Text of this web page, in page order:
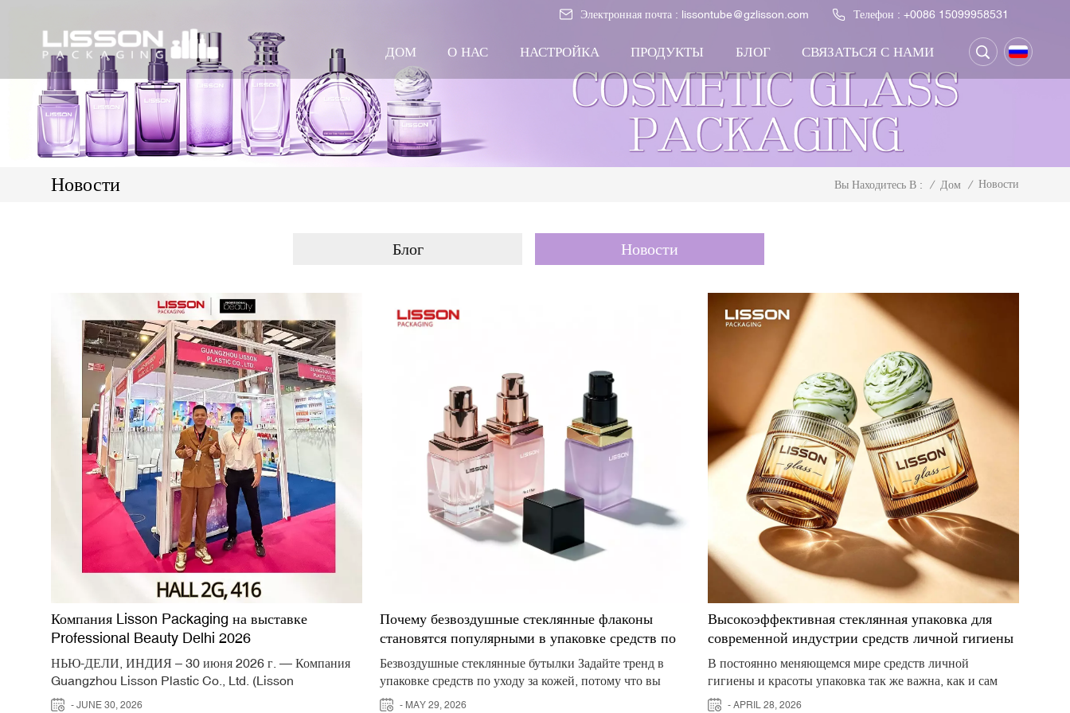
Электронная почта : lissontube@gzlisson.com Телефон : +0086 15099958531
ДОМ О НАС НАСТРОЙКА ПРОДУКТЫ БЛОГ СВЯЗАТЬСЯ С НАМИ
Новости Вы Находитесь В : / Дом / Новости
Блог Новости
Компания Lisson Packaging на выставке
Professional Beauty Delhi 2026
НЬЮ-ДЕЛИ, ИНДИЯ – 30 июня 2026 г. — Компания
Guangzhou Lisson Plastic Co., Ltd. (Lisson
Packaging), ведущий мировой производитель
- JUNE 30, 2026
Почему безвоздушные стеклянные флаконы
становятся популярными в упаковке средств по
уходу за кожей?
Безвоздушные стеклянные бутылки Задайте тренд в упаковке средств по уходу за кожей, потому что вы хотите, чтобы ваша продукция оставалась свежей, эффективной и безопасной. Безвоздушная конструкция защищает формулы от воздуха и загрязнений, обеспечивая более длительный срок хранения и точную дозировку. Вы также получаете преимущества от использования экологически чистого стекла, которое полностью подлежит переработке. Узнайте, как развивается рынок:МетрикаЦенитьРазмер рынка в 2025 году9,56 млрд долларов СШАПрогнозируемый размер рынка в 2035 году18,44 млрд долларов СШАКомпания Lisson внедряет инновации в сфере упаковки, создавая передовые бутылки, сочетающие в себе экологичность, роскошь и продуманный дизайн. Основные выводыСтеклянные флаконы без воздушного потока сохраняют свежесть косметических средств, предотвращая контакт с воздухом, что помогает сохранить их эффективность.Использование безвоздушной упаковки сокращает количество отходов, позволяя использовать практически каждую каплю продукта и избежать загрязнения.Выбор многоразового безвоздушного стеклянного стакана способствует устойчивому развитию, поскольку стекло подлежит переработке и может быть использовано повторно несколько раз.Технология безвоздушного дозирования обеспечивает точную дозировку, гарантируя использование нужного количества продукта каждый раз, что улучшает ваш уход за кожей.Растущий спрос на безвоздушные стеклянные бутылки отражает предпочтения потребителей в отношении экологичных, инновационных и роскошных упаковочных решений. Технология безвоздушных стеклянных бутылок Как работает безвоздушная фильтрация в упаковке средств по уходу за кожейВы хотите, чтобы ваши средства по уходу за кожей оставались свежими и эффективными от первого до последнего использования. Безвоздушная упаковка, благодаря передовой конструкции, обеспечивает сохранность ваших формул. При нажатии на дозатор вакуумная система выталкивает продукт вверх, не пропуская воздух внутрь. Это означает, что ваши средства по уходу за кожей никогда не подвергаются воздействию кислорода или микробов.Стеклянные флаконы без воздушного затвора предотвращают попадание воздуха, что сохраняет качество ваших кремов и сывороток.Механизм дозирования на основе вакуума гарантирует использование каждой капли, поэтому вы не расходуете продукт впустую.Вы получаете более гигиеничное использование, потому что ваши пальцы никогда не касаются содержимого флакона.Конструкция часто включает в себя защиту от ультрафиолетового излучения, которая оберегает чувствительные ингредиенты от повреждения светом.В безвоздушных банках и безвоздушных флаконах с помпой используется схожая технология, что позволяет выбирать подходящие варианты для различных типов продукции.Совет: Выбирайте многоразовую стеклянную безвоздушную упаковку, чтобы сократить количество отходов и поддержать цели устойчивого развития.Вот сравнение, которое поможет вам понять разницу:ОсобенностьБезвоздушные стеклянные бутылкиТрадиционная упаковкаВоздействие воздухаПредотвращает попадание воздуха, сохраняя целостность продукта.Допускает контакт с воздухом, что увеличивает риск деградации.Механизм дозированияВакуумная система, обеспечивающая подачу свежего продукта.Погружная трубка может привести к загрязнению.Точность дозированияОбеспечивает контролируемые, дозированные дозы.Часто приводит к чрезмерному использованию или расточительству.ГигиенаПовышенная гигиена, отсутствие контакта с внешними факторами.Повышенный риск загрязненияОтходы продукцииСокращает количество отходов, использует практически каждую каплю.Часто приводит к застреванию продукта на дне.Устойчивое развитиеЧасто изготавливаются из перерабатываемых материалов.Различается, зачастую менее экологично.Компания Lisson Group является лидером в области безвоздушных технологий, предлагая многоразовые стеклянные безвоздушные флаконы и решения для безвоздушной заправки, сочетающие в себе роскошь и интеллектуальные инженерные решения. Сохранение продукта и точное дозированиеВы хотите, чтобы ваши средства по уходу за кожей дольше сохраняли свои свойства и каждый раз давали результат. Безвоздушная упаковка помогает продлить срок годности, блокируя воздух и свет, которые могут разрушать активные ингредиенты, такие как витамин С и ретинол. Герметичные уплотнения в темных стеклянных флаконах предотвращают попадание кислорода и бактерий, поэтому ваши формулы сохраняют свою эффективность.Флаконы с безвоздушным дозатором предотвращают окисление и загрязнение, обеспечивая безопасность вашей продукции.Система безвоздушного наполнения гарантирует, что после каждого использования воздух и микробы не попадут обратно в бутылку.Каждый дозатор обеспечивает точно отмеренную дозу, поэтому вы всегда используете нужное количество.Интеллектуальная система клапанов в безвоздушных флаконах для сыворотки предотвращает засорение и разбрызгивание, упрощая вашу процедуру.Благодаря безвоздушной упаковке вы сокращаете количество отходов, поскольку можете использовать практически каждую каплю.Примечание: Многоразовая стеклянная безвоздушная упаковка способствует как сохранению продукта, так и экологичности, что делает ее разумным выбором для потребителей, заботящихся об окружающей среде.Безвоздушные стеклянные флаконы и банки от Lisson Group предлагают настраиваемые варианты дизайна, позволяя подобрать упаковку в соответствии с фирменным стилем вашего бренда, одновременно защищая ваши лекарственные формы. Вы можете быть уверены, что безвоздушная упаковка обеспечит точное дозирование, поддержание гигиены и поможет вам достичь ваших экологических целей. Экологичность в упаковке средств по уходу за кожей Экологические преимущества стеклаВы хотите, чтобы упаковка вашей косметики отражала ваши ценности. Стекло обладает очевидными экологическими преимуществами по сравнению с пластиковыми аналогами. Вы выбираете стекло, потому что оно производится из натуральных материалов, а не из ископаемого топлива. Это делает его более экологичным материалом для вашей косметической рутины. Используя стекло, вы поддерживаете циклическую экономику. Стекло можно перерабатывать бесконечно, не теряя качества и чистоты. В Европейском Союзе около 76% стеклянной упаковки перерабатывается в рамках замкнутых систем. Это означает, что ваша перерабатываемая бутылка может снова и снова превращаться в новую, вместо того чтобы оказаться на свалке.Стекло способствует экологичности, поскольку его можно перерабатывать и использовать повторно.Переработка стекла помогает снизить выбросы углекислого газа, особенно если вы используете бутылки повторно.В отличие от пластика, стекло сохраняет свою целостность на протяжении многих циклов переработки.Выбирая стекло, вы также помогаете сократить загрязнение окружающей среды и количество отходов. Группа Лиссон В своих безвоздушных стеклянных бутылках они используют 100% перерабатываемое стекло и переработанные материалы (PCR). Эта приверженность принципам устойчивого развития означает, что вы можете быть уверены в том, что ваша упаковка соответствует вашим экологическим целям. Выбирая многоразовые безвоздушные стеклянные бутылки, вы инвестируете в будущее, где красота и ответственность идут рука об руку. Сокращение отходов благодаря безвоздушным косметическим флаконамВы хотите получить максимальную пользу от каждого купленного вами средства по уходу за кожей. Безвоздушные технологии помогают вам в этом. В косметических флаконах безвоздушного типа используется вакуумный механизм, предотвращающий попадание воздуха. Такая конструкция сохраняет свежесть ваших средств и позволяет использовать практически каждую каплю. Исследования показывают, что безвоздушные системы могут сократить расход продукта до 30%. Вам больше не придется оставлять ценный продукт на дне флакона.Выбирая безвоздушные стеклянные флаконы, вы поддерживаете принципы устойчивого развития двумя способами. Во-первых, вы сохраняете целостность ингредиентов. Во-вторых, вы сокращаете количество отходов за счет более эффективного использования продукта. Многоразовая безвоздушная стеклянная упаковка позволяет использовать один и тот же флакон повторно, сокращая количество одноразовых отходов. Компания Lisson Group является лидером в этой области, предлагая многоразовые безвоздушные стеклянные флаконы, безвоздушные флаконы с помпой и безвоздушные флаконы для сывороток, сочетающие в себе продуманный дизайн и экологически чистые материалы.Многие ведущие бренды сейчас используют стеклянные бутылки без воздушного затвора, чтобы достичь своих целей в области устойчивого развития. Вот как некоторые компании подходят к экологичной упаковке:БрендИнициатива устойчивого развитияОписаниеКомпании Эсте ЛаудерК 2025 году 75-100% упаковки должно быть пригодно для вторичной переработки, повторного наполнения или повторного использования.Внедрение многоразовых стеклянных бутылок для таких брендов, как Le Labo, и глобальное распространение образцов продукции на бумажной основе.APG PackagingInfinity Airless Bottle — мономатериальное решение, на 100% пригодное для вторичной переработки.Установите новый стандарт для «Дизайна, ориентированного на переработку».Независимые новаторыМинималистичные безвоздушные флаконыТакие бренды, как Rhode, делают акцент на клинической эффективности, предлагая полностью перерабатываемые и элегантные изделия.Вы можете увидеть, как стеклянные флаконы с безвоздушной системой вентиляции помогают брендам достигать своих экологических целей. Выбирая перерабатываемый флакон с безвоздушной технологией, вы оказываете положительное влияние. Внимание Lisson Group к дизайну, переработке и экологически чистым материалам гарантирует, что ваш уход за кожей способствует сохранению чистой планеты.Совет: Перейдите на многоразовую стеклянную упаковку без воздушного заполнения, чтобы сократить количество отходов продукции и поддержать более устойчивое будущее. Универсальность в уходе за кожей Совместимость с формулами для чувствительной кожи.Вы хотите, чтобы ваши средства по уходу за кожей оставались свежими и эффективными, особенно если они содержат чувствительн
- MAY 29, 2026
Высокоэффективная стеклянная упаковка для
современной индустрии средств личной гигиены
В постоянно меняющемся мире средств личной
гигиены и красоты упаковка так же важна, как и сам
продукт. Стеклянная упаковка Долгое время считалась
- APRIL 28, 2026